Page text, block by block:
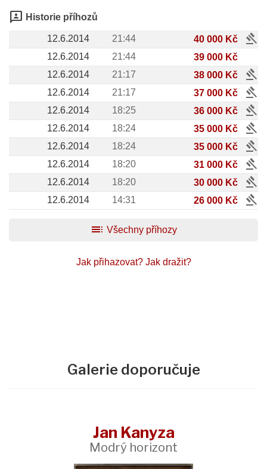
3p Historie příhozů
12.6.2014 21:44 40 000 Kč gavel
12.6.2014 21:44
39 000 Kč
12.6.2014
21:17 38 000 Kč gavel
12.6.2014 21:17 37 000 Kč gavel
12.6.2014 18:25 36 000 Kč gavel
12.6.2014 18:24 35 000 Kč gavel
12.6.2014 18:24 35 000 Kč gavel
12.6.2014 18:20 31 000 Kč gavel
12.6.2014 18:20 30 000 Kč gavel
12.6.2014 14:31 26 000 Kč
gavel
toc Všechny příhozy
Jak přihazovat? Jak dražit?
Galerie doporučuje
Jan Kanyza
Modrý horizont